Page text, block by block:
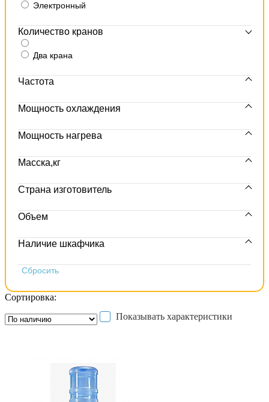
Электронный
Количество кранов
Два крана
Частота
Мощность охлаждения
Мощность нагрева
Масска,кг
Страна изготовитель
Объем
Наличие шкафчика
Сортировка:
Показывать характеристики